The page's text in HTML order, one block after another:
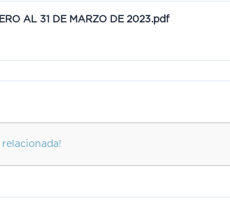
AL 31 DE MARZO DE 2023.pdf